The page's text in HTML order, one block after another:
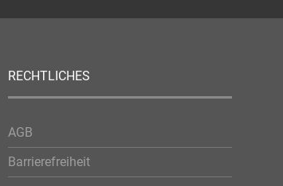
RECHTLICHES
AGB
Barrierefreiheit